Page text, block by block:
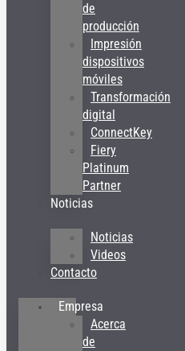
de
producción
Impresión
dispositivos
móviles
Transformación
digital
ConnectKey
Fiery
Platinum
Partner
Noticias
Noticias
Videos
Contacto
Empresa
Acerca
de